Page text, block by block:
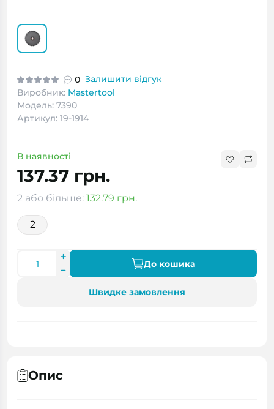
0 Залишити відгук
Виробник: Mastertool
Модель: 7390
Артикул: 19-1914
В наявності
137.37 грн.
2 або більше: 132.79 грн.
2
До кошика
Швидке замовлення
Опис